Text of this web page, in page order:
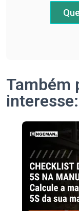
Também
interesse: